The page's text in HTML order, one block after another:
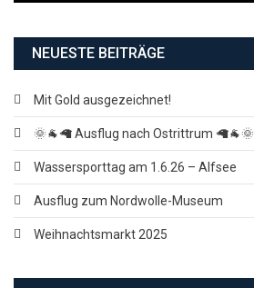
NEUESTE BEITRÄGE
Mit Gold ausgezeichnet!
🌞🐐🦙 Ausflug nach Ostrittrum 🦙🐐🌞
Wassersporttag am 1.6.26 – Alfsee
Ausflug zum Nordwolle-Museum
Weihnachtsmarkt 2025